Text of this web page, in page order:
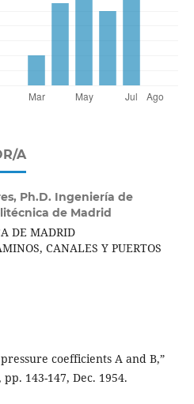
A
Ph.D. Ingeniería de
de Madrid
DE MADRID
CANALES Y PUERTOS
coefficients A and B,”
143-147, Dec. 1954.